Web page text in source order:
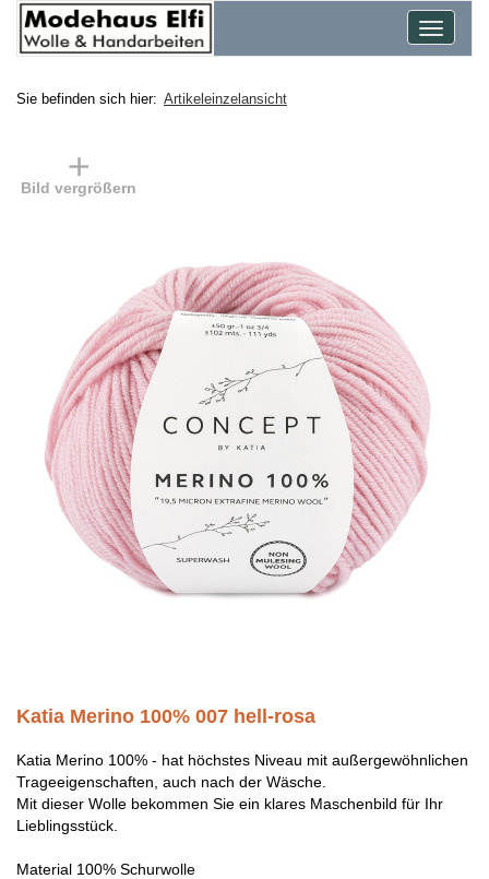
Toggle
Sie befinden sich hier: Artikeleinzelansicht
Bild vergrößern
Katia Merino 100% 007 hell-rosa
Katia Merino 100% - hat höchstes Niveau mit außergewöhnlichen
Trageeigenschaften, auch nach der Wäsche.
Mit dieser Wolle bekommen Sie ein klares Maschenbild für Ihr
Lieblingsstück.
Material 100% Schurwolle